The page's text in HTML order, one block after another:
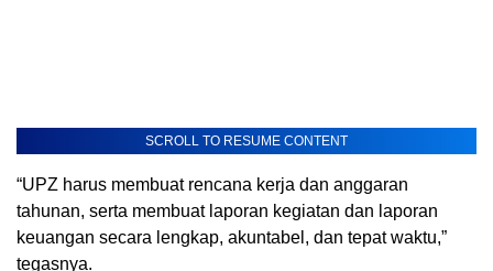
SCROLL TO RESUME CONTENT
“UPZ harus membuat rencana kerja dan anggaran
tahunan, serta membuat laporan kegiatan dan laporan
keuangan secara lengkap, akuntabel, dan tepat waktu,”
tegasnya.